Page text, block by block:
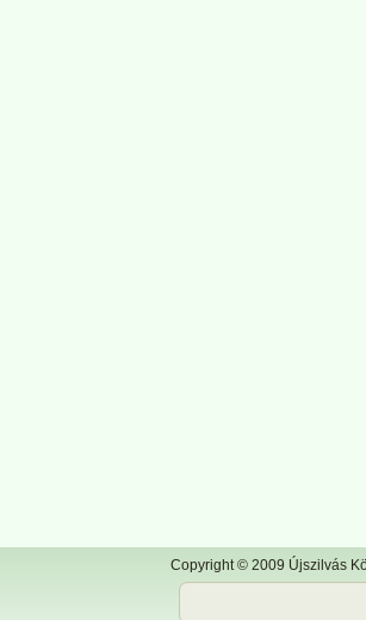
Copyright © 2009 Újszilvás